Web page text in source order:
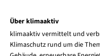
Über klimaaktiv
klimaaktiv vermittelt und
Klimaschutz rund um die